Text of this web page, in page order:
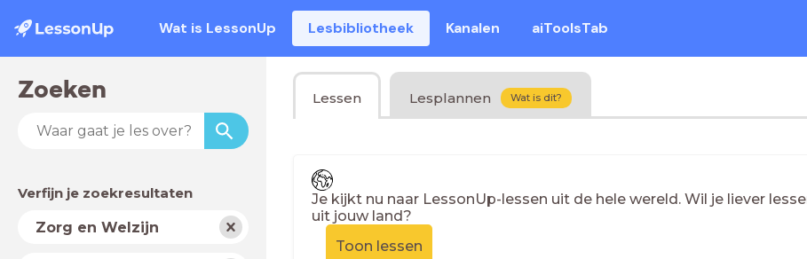
Wat is LessonUp Lesbibliotheek Kanalen aiToolsTab
Zoeken
Verfijn je zoekresultaten
VakZorg en Welzijn
Lessen Lesplannen Wat is dit?
Je kijkt nu naar LessonUp-lessen uit de hele wereld. Wil je liever
uit jouw land?
Toon lessen